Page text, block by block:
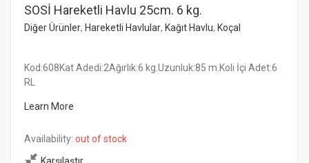
SOSİ Hareketli Havlu 25cm. 6 kg.
Diğer Ürünler, Hareketli Havlular, Kağıt Havlu, Koçal
Kod:608Kat Adedi:2Ağırlık:6 kg.Uzunluk:85 m.Koli İçi Adet:6
RL
Learn More
Availability: out of stock
Karşılaştır